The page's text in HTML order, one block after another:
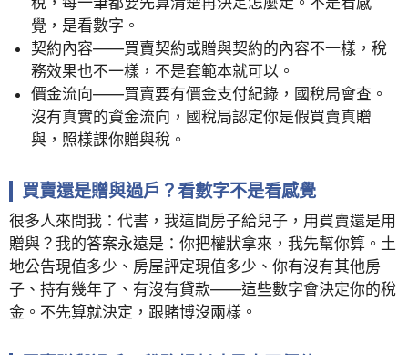
覺，是看數字。
契約內容——買賣契約或贈與契約的內容不一樣，稅
務效果也不一樣，不是套範本就可以。
價金流向——買賣要有價金支付紀錄，國稅局會查。
沒有真實的資金流向，國稅局認定你是假買賣真贈
與，照樣課你贈與稅。
買賣還是贈與過戶？看數字不是看感覺
很多人來問我：代書，我這間房子給兒子，用買賣還是用
贈與？我的答案永遠是：你把權狀拿來，我先幫你算。土
地公告現值多少、房屋評定現值多少、你有沒有其他房
子、持有幾年了、有沒有貸款——這些數字會決定你的稅
金。不先算就決定，跟賭博沒兩樣。